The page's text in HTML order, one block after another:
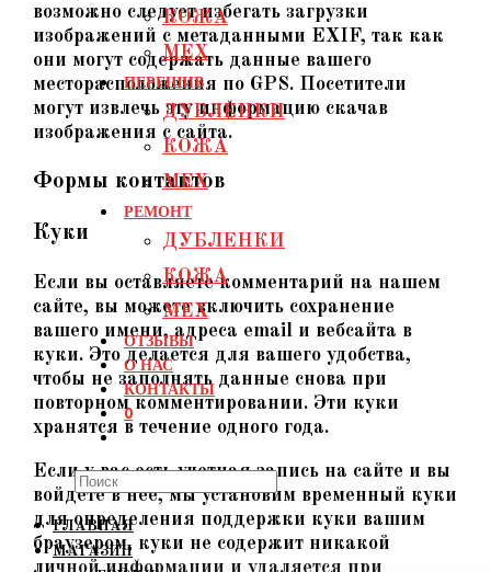
КОЖА
МЕХ
ПЕРЕШИВ
ДУБЛЕНКИ
КОЖА
МЕХ
РЕМОНТ
ДУБЛЕНКИ
КОЖА
МЕХ
ОТЗЫВЫ
О НАС
КОНТАКТЫ
0
Search
this
website
ГЛАВНАЯ
МАГАЗИН
возможно следует избегать загрузки
изображений с метаданными EXIF, так как
они могут содержать данные вашего
месторасположения по GPS. Посетители
могут извлечь эту информацию скачав
изображения с сайта.
Формы контактов
Куки
Если вы оставляете комментарий на нашем
сайте, вы можете включить сохранение
вашего имени, адреса email и вебсайта в
куки. Это делается для вашего удобства,
чтобы не заполнять данные снова при
повторном комментировании. Эти куки
хранятся в течение одного года.
Если у вас есть учетная запись на сайте и вы
войдете в неё, мы установим временный куки
для определения поддержки куки вашим
браузером, куки не содержит никакой
личной информации и удаляется при